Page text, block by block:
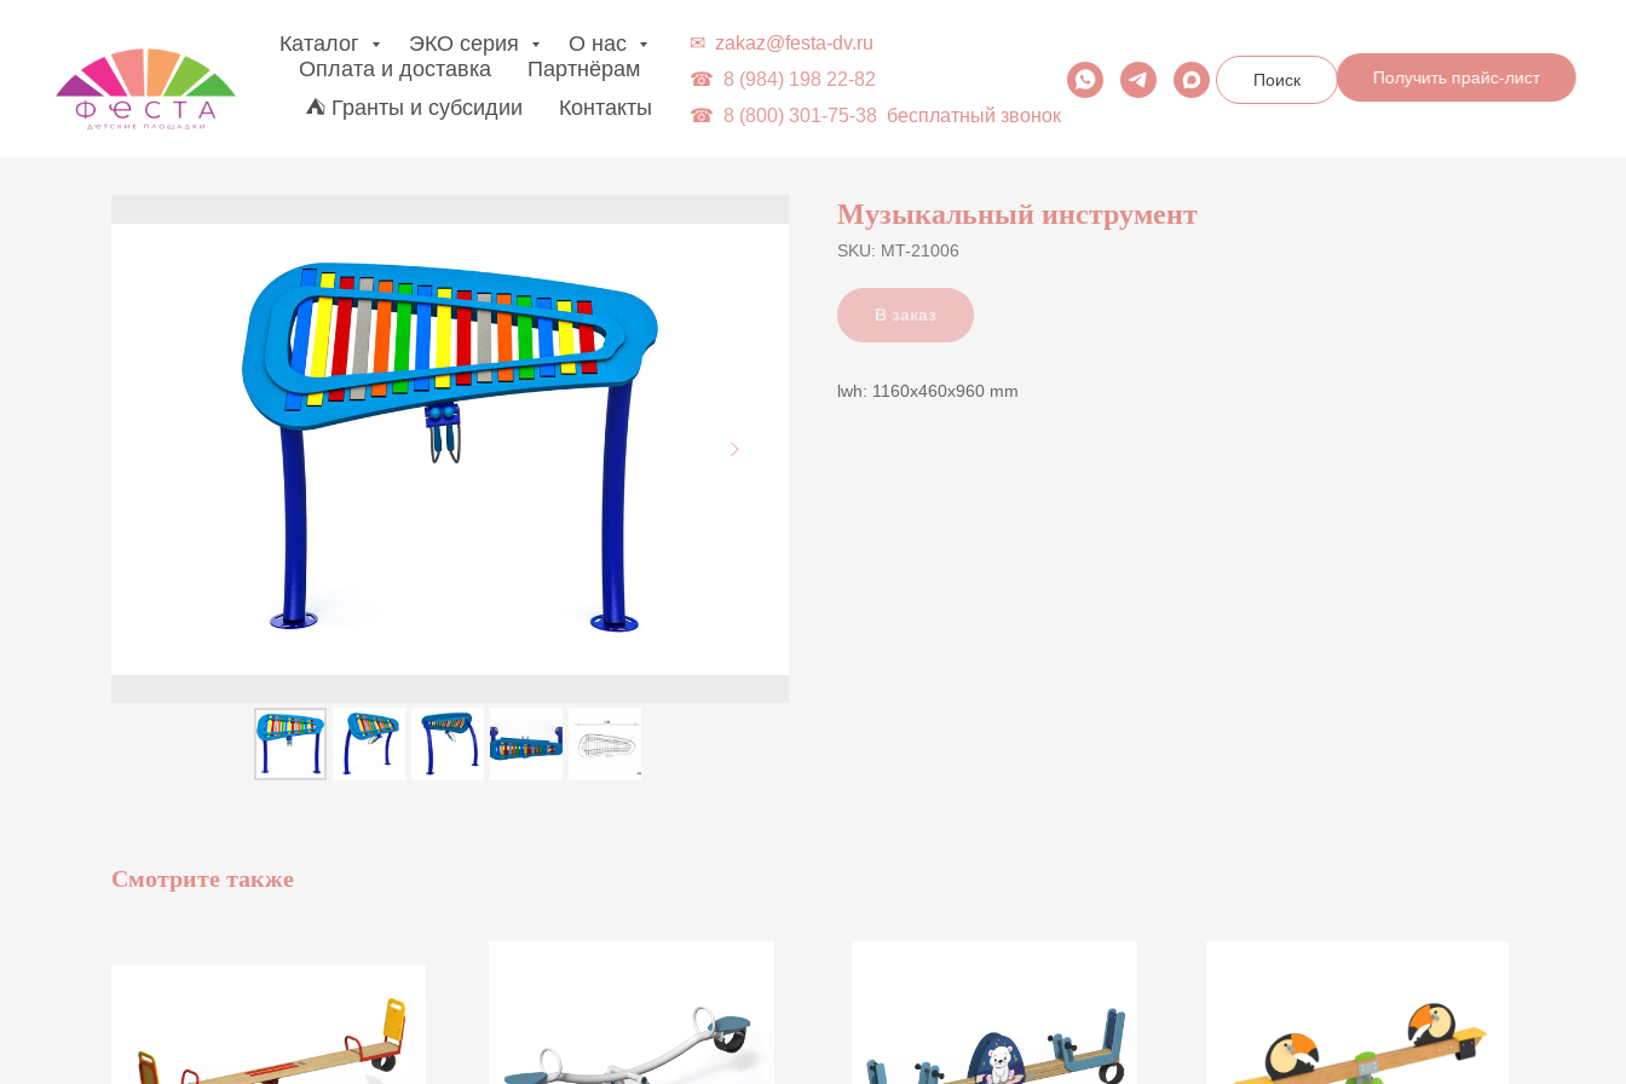
Каталог ЭКО серия
О нас
Оплата и доставка
Партнёрам
⛺ Гранты и субсидии
Контакты
✉ zakaz@festa-dv.ru
☎ 8 (984) 198 22-82
☎ 8 (800) 301-75-38 бесплатный звонок
Поиск Получить прайс-лист
Музыкальный инструмент
SKU: MT-21006
В заказ
lwh: 1160x460x960 mm
Смотрите также